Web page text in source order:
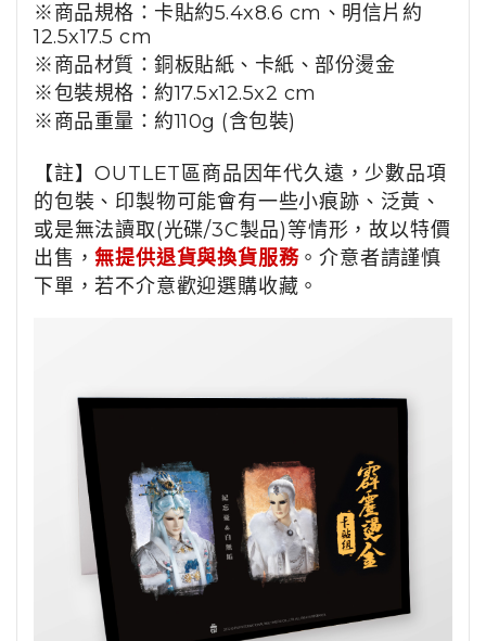
※商品規格： 卡貼約5.4x8.6 cm、 明信片約
12.5x17.5 cm
※商品材質：銅板貼紙、卡紙、部份燙金
※包裝規格：約17.5x12.5x2 cm
※商品重量：約110g (含包裝)
【註】OUTLET區商品因年代久遠，少數品項
的包裝、印製物可能會有一些小痕跡、泛黃、
或是無法讀取(光碟/3C製品)等情形，故以特價
出售，無提供退貨與換貨服務。介意者請謹慎
下單，若不介意歡迎選購收藏。